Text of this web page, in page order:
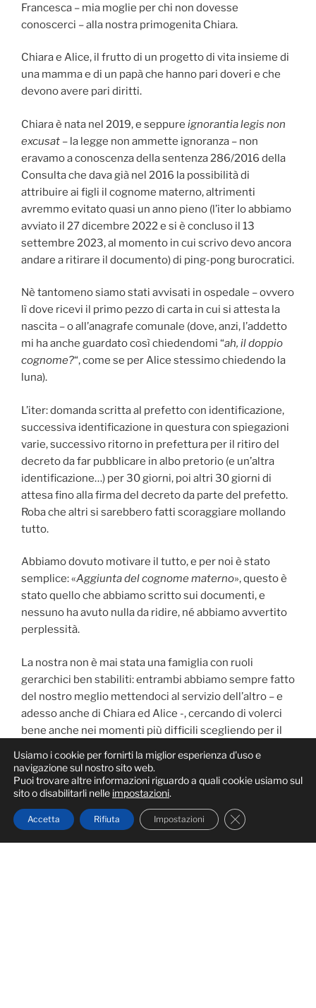
Francesca – mia moglie per chi non dovesse
conoscerci – alla nostra primogenita Chiara.
Chiara e Alice, il frutto di un progetto di vita insieme di
una mamma e di un papà che hanno pari doveri e che
devono avere pari diritti.
Chiara è nata nel 2019, e seppure ignorantia legis non
excusat – la legge non ammette ignoranza – non
eravamo a conoscenza della sentenza 286/2016 della
Consulta che dava già nel 2016 la possibilità di
attribuire ai figli il cognome materno, altrimenti
avremmo evitato quasi un anno pieno (l’iter lo abbiamo
avviato il 27 dicembre 2022 e si è concluso il 13
settembre 2023, al momento in cui scrivo devo ancora
andare a ritirare il documento) di ping-pong burocratici.
Nè tantomeno siamo stati avvisati in ospedale – ovvero
lì dove ricevi il primo pezzo di carta in cui si attesta la
nascita – o all’anagrafe comunale (dove, anzi, l’addetto
mi ha anche guardato così chiedendomi “ah, il doppio
cognome?“, come se per Alice stessimo chiedendo la
luna).
L’iter: domanda scritta al prefetto con identificazione,
successiva identificazione in questura con spiegazioni
varie, successivo ritorno in prefettura per il ritiro del
decreto da far pubblicare in albo pretorio (e un’altra
identificazione…) per 30 giorni, poi altri 30 giorni di
attesa fino alla firma del decreto da parte del prefetto.
Roba che altri si sarebbero fatti scoraggiare mollando
tutto.
Abbiamo dovuto motivare il tutto, e per noi è stato
semplice: «Aggiunta del cognome materno», questo è
stato quello che abbiamo scritto sui documenti, e
nessuno ha avuto nulla da ridire, né abbiamo avvertito
perplessità.
La nostra non è mai stata una famiglia con ruoli
gerarchici ben stabiliti: entrambi abbiamo sempre fatto
del nostro meglio mettendoci al servizio dell’altro – e
adesso anche di Chiara ed Alice -, cercando di volerci
bene anche nei momenti più difficili scegliendo per il
Anche in questo caso la scelta è stata semplice,
immediata. Una volta scoperta la possibilità ne
abbiamo parlato e, venuta al mondo Alice (che ha da
subito avuto il doppio cognome), ci siamo mossi
Usiamo i cookie per fornirti la miglior esperienza d'uso e
navigazione sul nostro sito web.
Puoi trovare altre informazioni riguardo a quali cookie usiamo sul
sito o disabilitarli nelle impostazioni.
Accetta Rifiuta Impostazioni Close GDPR